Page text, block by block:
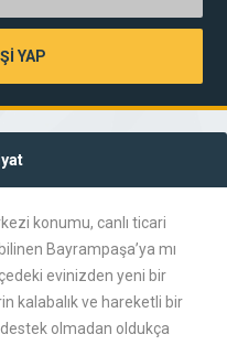
YAP
konumu, canlı ticari
Bayrampaşa’ya mı
evinizden yeni bir
kalabalık ve hareketli bir
olmadan oldukça